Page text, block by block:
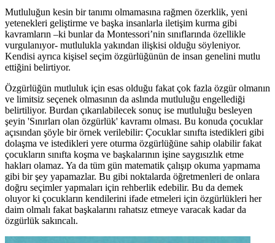
Mutluluğun kesin bir tanımı olmamasına rağmen özerklik, yeni
yetenekleri geliştirme ve başka insanlarla iletişim kurma gibi
kavramların –ki bunlar da Montessori’nin sınıflarında özellikle
vurgulanıyor- mutlulukla yakından ilişkisi olduğu söyleniyor.
Kendisi ayrıca kişisel seçim özgürlüğünün de insan genelini mutlu
ettiğini belirtiyor.
Özgürlüğün mutluluk için esas olduğu fakat çok fazla özgür olmanın
ve limitsiz seçenek olmasının da aslında mutluluğu engellediği
belirtiliyor. Burdan çıkarılabilecek sonuç ise mutluluğu besleyen
şeyin 'Sınırları olan özgürlük' kavramı olması. Bu konuda çocuklar
açısından şöyle bir örnek verilebilir: Çocuklar sınıfta istedikleri gibi
dolaşma ve istedikleri yere oturma özgürlüğüne sahip olabilir fakat
çocukların sınıfta koşma ve başkalarının işine saygısızlık etme
hakları olamaz. Ya da tüm gün matematik çalışıp okuma yapmama
gibi bir şey yapamazlar. Bu gibi noktalarda öğretmenleri de onlara
doğru seçimler yapmaları için rehberlik edebilir. Bu da demek
oluyor ki çocukların kendilerini ifade etmeleri için özgürlükleri her
daim olmalı fakat başkalarını rahatsız etmeye varacak kadar da
özgürlük sakıncalı.